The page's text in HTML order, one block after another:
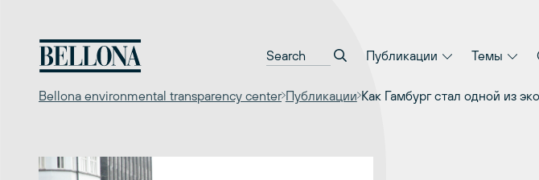
содержимому
Публикации Темы
Bellona environmental transparency center Публикации Как Гамбург стал одной из